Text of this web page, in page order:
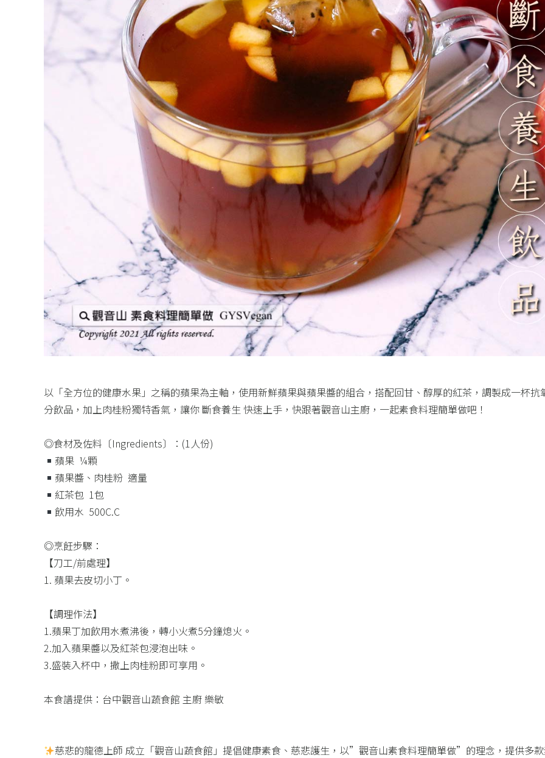
以「全方位的健康水果」之稱的蘋果為主軸，使用新鮮蘋果與蘋果醬的組合，搭配回甘、醇厚的紅茶，調製成一杯抗
分飲品，加上肉桂粉獨特香氣，讓你 斷食養生 快速上手，快跟著觀音山主廚，一起素食料理簡單做吧！​
◎食材及佐料〔Ingredients〕：(1人份)​
蘋果 ​ ¼顆​
蘋果醬、肉桂粉 ​ 適量​
紅茶包 ​ 1包​
飲用水 ​ 500C.C ​ ​
◎烹飪步驟：​
【刀工/前處理】​
1. 蘋果去皮切小丁。​
【調理作法】​
1.蘋果丁加飲用水煮沸後，轉小火煮5分鐘熄火。
2.加入蘋果醬以及紅茶包浸泡出味。
3.盛裝入杯中，撒上肉桂粉即可享用。​
本食譜提供：台中觀音山蔬食館 主廚 樂敏​
慈悲的龍德上師 成立「觀音山蔬食館」提倡健康素食、慈悲護生，以”觀音山素食料理簡單做”的理念，提供多